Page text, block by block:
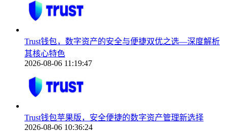
Trust钱包，数字资产的安全与便捷双优之选—深度解析
其核心特色
2026-08-06 11:19:47
Trust钱包苹果版，安全便捷的数字资产管理新选择
2026-08-06 10:36:24